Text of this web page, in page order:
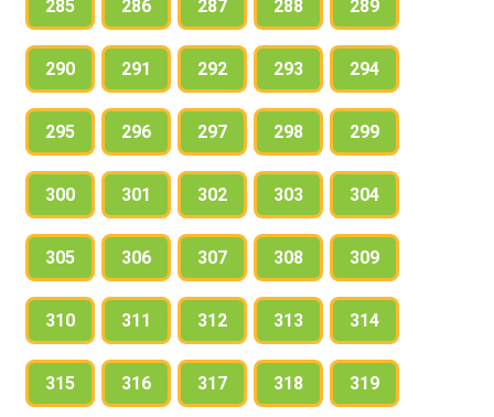
285 286 287 288 289
290 291 292 293 294
295 296 297 298 299
300 301 302 303 304
305 306 307 308 309
310 311 312 313 314
315 316 317 318 319